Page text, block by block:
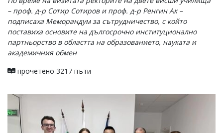
– проф. д-р Сотир Сотиров и проф. д-р Ренгин Ак –
подписаха Меморандум за сътрудничество, с който
поставиха основите на дългосрочно институционално
партньорство в областта на образованието, науката и
академичния обмен
прочетено 3217 пъти